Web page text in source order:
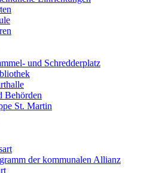
und Schredderplatz
Behörden
St. Martin
der kommunalen Allianz